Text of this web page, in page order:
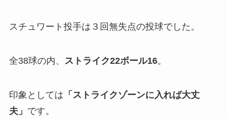
スチュワート投手は３回無失点の投球でした。
全38球の内、 ストライク22ボール16。
印象としては 「ストライクゾーンに入れば大丈
夫」 です。